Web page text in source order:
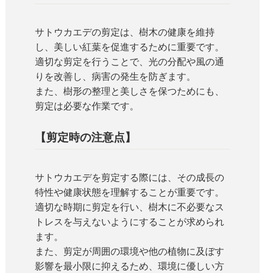
サトウカエデの剪定は、樹木の健康を維持
し、美しい紅葉を促進するために重要です。
適切な剪定を行うことで、光の分配や風の通
りを改善し、病害の発生を防ぎます。
また、樹形の整理と美しさを保つためにも、
剪定は必要な作業です。
【剪定時の注意点】
サトウカエデを剪定する際には、その成長の
特性や健康状態を理解することが重要です。
適切な時期に剪定を行い、樹木に不必要なス
トレスを与えないようにすることが求められ
ます。
また、剪定が周囲の環境や他の植物に及ぼす
影響を最小限に抑えるため、環境に優しい方